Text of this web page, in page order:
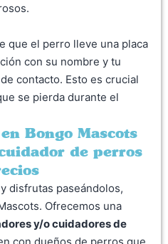
que el perro lleve una placa
con su nombre y tu
contacto. Esto es crucial
se pierda durante el
Bongo Mascots
de perros
disfrutas paseándolos,
Ofrecemos una
y/o cuidadores de